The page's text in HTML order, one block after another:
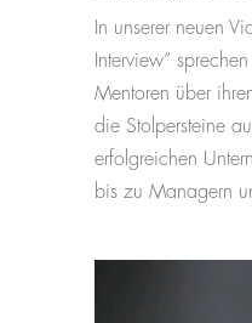
In unserer neuen
Interview“
Mentoren über
die Stolpersteine
erfolgreichen
bis zu Managern